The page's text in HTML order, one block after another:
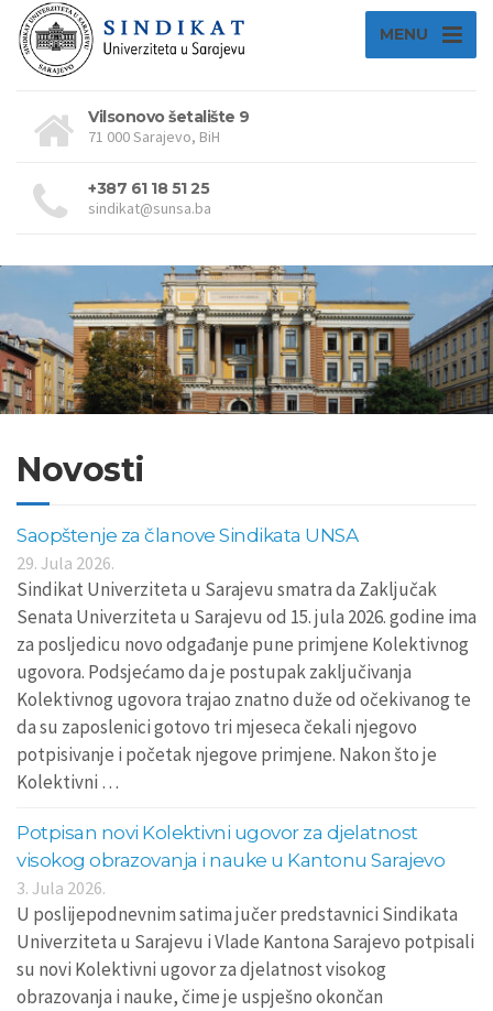
MENU
Vilsonovo šetalište 9
71 000 Sarajevo, BiH
+387 61 18 51 25
sindikat@sunsa.ba
Novosti
Saopštenje za članove Sindikata UNSA
29. Jula 2026.
Sindikat Univerziteta u Sarajevu smatra da Zaključak
Senata Univerziteta u Sarajevu od 15. jula 2026. godine ima
za posljedicu novo odgađanje pune primjene Kolektivnog
ugovora. Podsjećamo da je postupak zaključivanja
Kolektivnog ugovora trajao znatno duže od očekivanog te
da su zaposlenici gotovo tri mjeseca čekali njegovo
potpisivanje i početak njegove primjene. Nakon što je
Kolektivni …
Potpisan novi Kolektivni ugovor za djelatnost
visokog obrazovanja i nauke u Kantonu Sarajevo
3. Jula 2026.
U poslijepodnevnim satima jučer predstavnici Sindikata
Univerziteta u Sarajevu i Vlade Kantona Sarajevo potpisali
su novi Kolektivni ugovor za djelatnost visokog
obrazovanja i nauke, čime je uspješno okončan